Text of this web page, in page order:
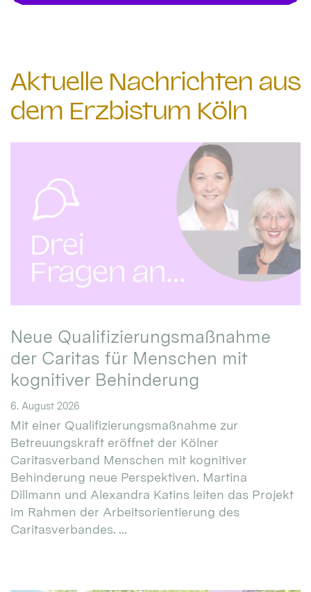
Aktuelle Nachrichten aus
dem Erzbistum Köln
Neue Qualifizierungsmaßnahme
der Caritas für Menschen mit
kognitiver Behinderung
6. August 2026
Mit einer Qualifizierungsmaßnahme zur
Betreuungskraft eröffnet der Kölner
Caritasverband Menschen mit kognitiver
Behinderung neue Perspektiven. Martina
Dillmann und Alexandra Katins leiten das Projekt
im Rahmen der Arbeitsorientierung des
Caritasverbandes. ...